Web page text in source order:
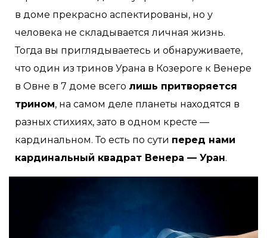
в доме прекрасно аспектированы, но у
человека не складывается личная жизнь.
Тогда вы приглядываетесь и обнаруживаете,
что один из тринов Урана в Козероге к Венере
в Овне в 7 доме всего лишь притворяется
трином, на самом деле планеты находятся в
разных стихиях, зато в одном кресте —
кардинальном. То есть по сути перед нами
кардинальный квадрат Венера — Уран.